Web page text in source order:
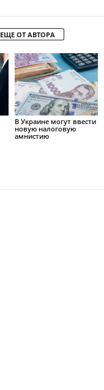
ЕЩЕ ОТ АВТОРА
В Украине могут ввести
новую налоговую
амнистию